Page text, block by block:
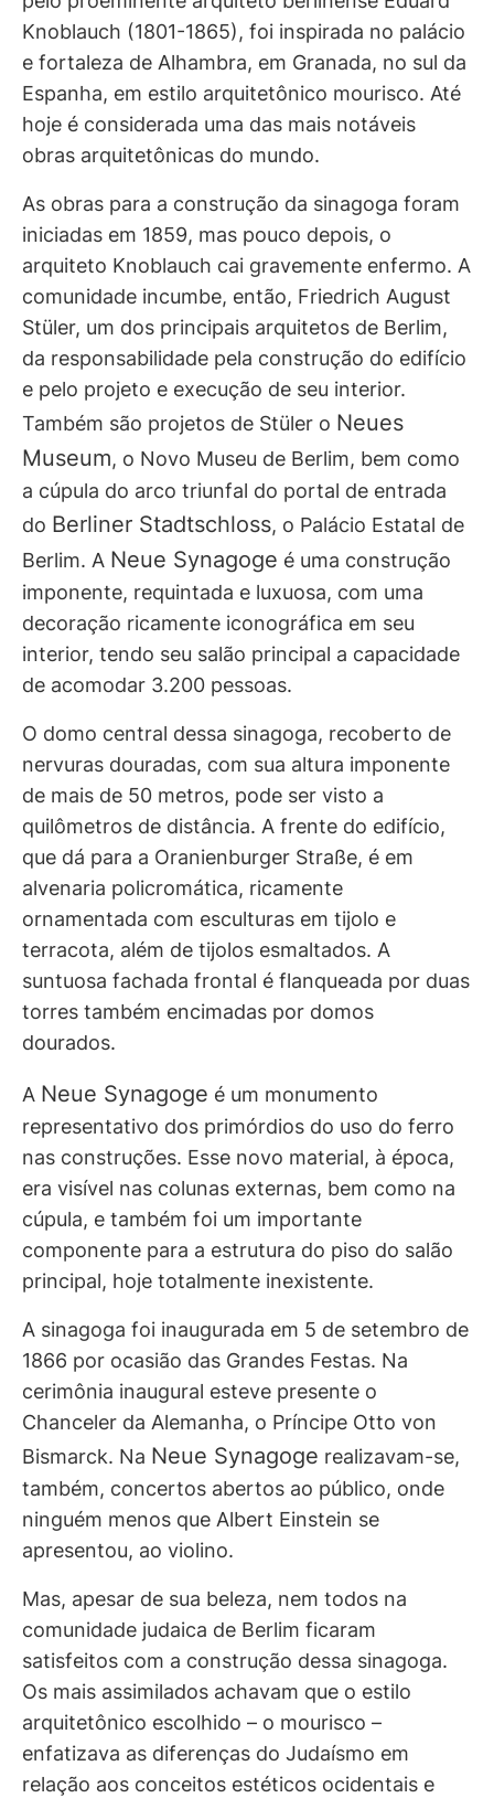
Knoblauch (1801-1865), foi inspirada no palácio
e fortaleza de Alhambra, em Granada, no sul da
Espanha, em estilo arquitetônico mourisco. Até
hoje é considerada uma das mais notáveis
obras arquitetônicas do mundo.
As obras para a construção da sinagoga foram
iniciadas em 1859, mas pouco depois, o
arquiteto Knoblauch cai gravemente enfermo. A
comunidade incumbe, então, Friedrich August
Stüler, um dos principais arquitetos de Berlim,
da responsabilidade pela construção do edifício
e pelo projeto e execução de seu interior.
Também são projetos de Stüler o Neues
Museum, o Novo Museu de Berlim, bem como
a cúpula do arco triunfal do portal de entrada
do Berliner Stadtschloss, o Palácio Estatal de
Berlim. A Neue Synagoge é uma construção
imponente, requintada e luxuosa, com uma
decoração ricamente iconográfica em seu
interior, tendo seu salão principal a capacidade
de acomodar 3.200 pessoas.
O domo central dessa sinagoga, recoberto de
nervuras douradas, com sua altura imponente
de mais de 50 metros, pode ser visto a
quilômetros de distância. A frente do edifício,
que dá para a Oranienburger Straße, é em
alvenaria policromática, ricamente
ornamentada com esculturas em tijolo e
terracota, além de tijolos esmaltados. A
suntuosa fachada frontal é flanqueada por duas
torres também encimadas por domos
dourados.
A Neue Synagoge é um monumento
representativo dos primórdios do uso do ferro
nas construções. Esse novo material, à época,
era visível nas colunas externas, bem como na
cúpula, e também foi um importante
componente para a estrutura do piso do salão
principal, hoje totalmente inexistente.
A sinagoga foi inaugurada em 5 de setembro de
1866 por ocasião das Grandes Festas. Na
cerimônia inaugural esteve presente o
Chanceler da Alemanha, o Príncipe Otto von
Bismarck. Na Neue Synagoge realizavam-se,
também, concertos abertos ao público, onde
ninguém menos que Albert Einstein se
apresentou, ao violino.
Mas, apesar de sua beleza, nem todos na
comunidade judaica de Berlim ficaram
satisfeitos com a construção dessa sinagoga.
Os mais assimilados achavam que o estilo
arquitetônico escolhido – o mourisco –
enfatizava as diferenças do Judaísmo em
relação aos conceitos estéticos ocidentais e